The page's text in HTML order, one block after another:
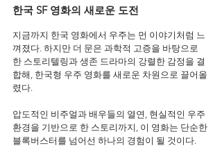
한국 SF 영화의 새로운 도전
지금까지 한국 영화에서 우주는 먼 이야기처럼 느
껴졌다. 하지만 더 문은 과학적 고증을 바탕으로
한 스토리텔링과 생존 드라마의 강렬한 감정을 결
합해, 한국형 우주 영화를 새로운 차원으로 끌어올
렸다.
압도적인 비주얼과 배우들의 열연, 현실적인 우주
환경을 기반으로 한 스토리까지, 이 영화는 단순한
블록버스터를 넘어선 하나의 경험이 될 것이다.